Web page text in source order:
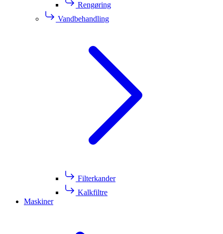
Rengøring
Vandbehandling
Filterkander
Kalkfiltre
Maskiner